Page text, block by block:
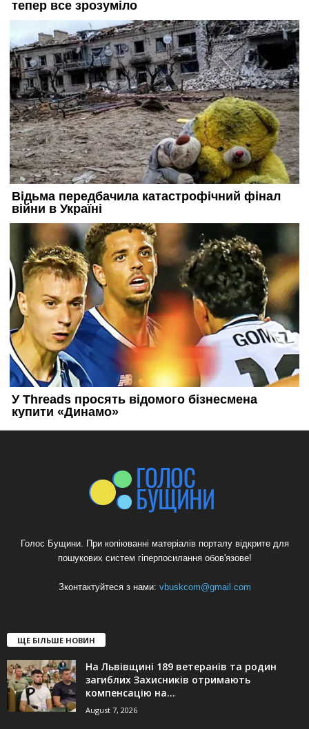
Голос Бущини. При копіюванні матеріалів порталу відкрите для
пошукових систем гіперпосилання обов'язове!
Зконтактуйтеся з нами: vbuskcom@gmail.com
ЩЕ БІЛЬШЕ НОВИН
На Львівщині 189 ветеранів та родин
загиблих Захисників отримають
компенсацію на...
August 7, 2026